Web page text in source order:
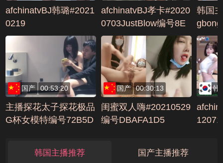
afchinatvBJ韩璐#2021
0219
afchinatvBJ孝卡#2020
0703JustBlow编号8E
D31803
韩国
国产 00:53:20
主播探花太子探花极品
G杯女模特编号72B5D
国产 00:30:13
闺蜜双人嗨#20210529
编号DBAFA1D5
韩
韩国主播推荐 国产主播推荐